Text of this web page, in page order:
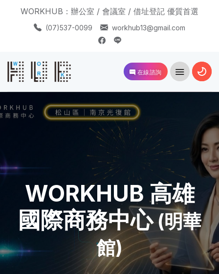
WORKHUB：辦公室 / 會議室 / 借址登記 優質首選
(07)537-0099 workhub13@gmail.com
在線諮詢
WORKHUB 高雄
國際商務中心(明華
館)